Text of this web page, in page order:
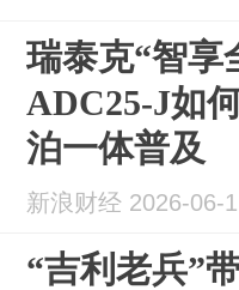
瑞泰克“智享
ADC25-J如
泊一体普及
新浪财经 2026-06-
“吉利老兵”